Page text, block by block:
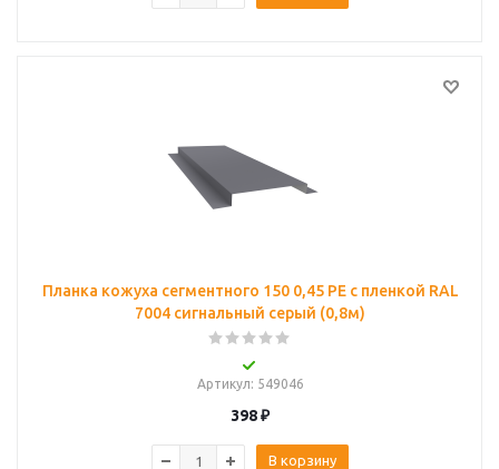
Планка кожуха сегментного 150 0,45 PE с пленкой RAL
7004 сигнальный серый (0,8м)
Артикул: 549046
398₽
В корзину